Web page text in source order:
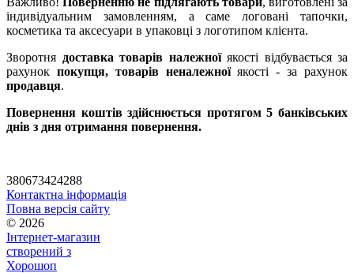
індивідуальним замовленням, а саме логовані тапочки,
косметика та аксесуари в упаковці з логотипом клієнта.
Зворотня доставка товарів належноїякості відбувається за
рахунок покупця, товарів неналежноїякості - за рахунок
продавця.
Повернення коштів здійснюється протягом 5 банківських
днів з дня отримання повернення.
380673424288
Контактна інформація
Повна версія сайту
© 2026
Інтернет-магазин
створений з
Хорошоп